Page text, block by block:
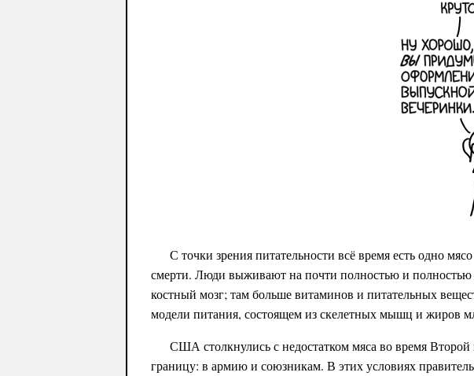
С точки зрения питательности всё время есть одно
смерти. Люди выживают на почти полностью и
костный мозг; там больше витаминов и питательных
модели питания, состоящем из скелетных мышц и жиров
США столкнулись с недостатком мяса во время
границу: в армию и союзникам. В этих условиях